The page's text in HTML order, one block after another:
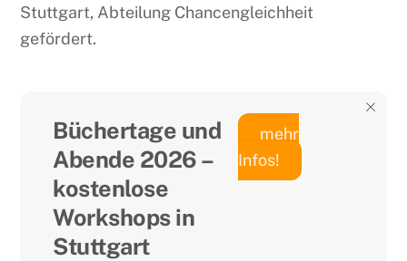
Stuttgart, Abteilung Chancengleichheit
gefördert.
Büchertage und
Abende 2026 –
kostenlose
Workshops in
Stuttgart
mehr
Infos!